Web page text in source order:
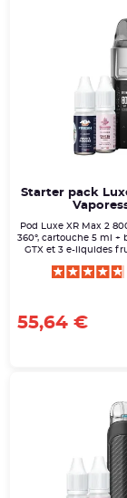
En savoir
Starter pack
Pod Luxe XR Max 2
360°, cartouche 5 ml +
GTX et 3 e-liquides
l’emploi.
55,64 €